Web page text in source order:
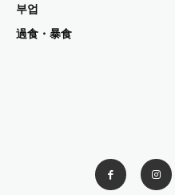
부업
過食・暴食